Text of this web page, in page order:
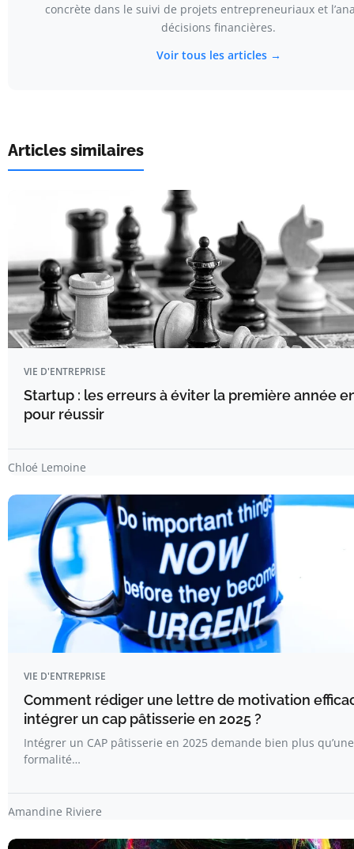
concrète dans le suivi de projets entrepreneuriaux et
décisions financières.
Voir tous les articles →
Articles similaires
VIE D'ENTREPRISE
Startup : les erreurs à éviter la première année
pour réussir
Chloé Lemoine
VIE D'ENTREPRISE
Comment rédiger une lettre de motivation
intégrer un cap pâtisserie en 2025 ?
Intégrer un CAP pâtisserie en 2025 demande bien plus
formalité…
Amandine Riviere